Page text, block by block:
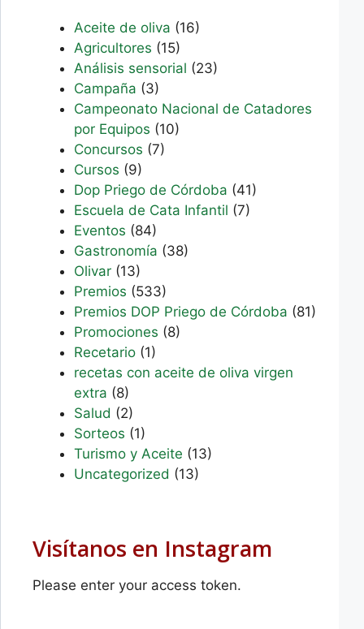
Aceite de oliva (16)
Agricultores (15)
Análisis sensorial (23)
Campaña (3)
Campeonato Nacional de Catadores
por Equipos (10)
Concursos (7)
Cursos (9)
Dop Priego de Córdoba (41)
Escuela de Cata Infantil (7)
Eventos (84)
Gastronomía (38)
Olivar (13)
Premios (533)
Premios DOP Priego de Córdoba (81)
Promociones (8)
Recetario (1)
recetas con aceite de oliva virgen
extra (8)
Salud (2)
Sorteos (1)
Turismo y Aceite (13)
Uncategorized (13)
Visítanos en Instagram
Please enter your access token.